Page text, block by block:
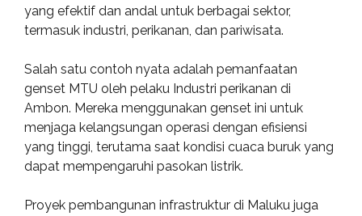
yang efektif dan andal untuk berbagai sektor,
termasuk industri, perikanan, dan pariwisata.
Salah satu contoh nyata adalah pemanfaatan
genset MTU oleh pelaku Industri perikanan di
Ambon. Mereka menggunakan genset ini untuk
menjaga kelangsungan operasi dengan efisiensi
yang tinggi, terutama saat kondisi cuaca buruk yang
dapat mempengaruhi pasokan listrik.
Proyek pembangunan infrastruktur di Maluku juga